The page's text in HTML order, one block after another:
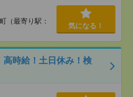
（最寄り駅：
気になる！
時給！土日休み！検